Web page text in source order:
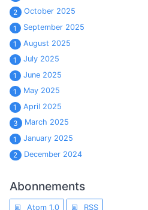
2
October 2025
1
September 2025
1
August 2025
1
July 2025
1
June 2025
1
May 2025
1
April 2025
3
March 2025
1
January 2025
2
December 2024
Abonnements
Atom 1.0 RSS